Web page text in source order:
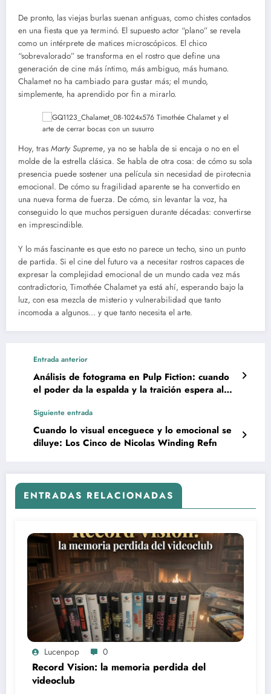
De pronto, las viejas burlas suenan antiguas, como chistes contados
en una fiesta que ya terminó. El supuesto actor “plano” se revela
como un intérprete de matices microscópicos. El chico
“sobrevalorado” se transforma en el rostro que define una
generación de cine más íntimo, más ambiguo, más humano.
Chalamet no ha cambiado para gustar más; el mundo,
simplemente, ha aprendido por fin a mirarlo.
Hoy, tras Marty Supreme, ya no se habla de si encaja o no en el
molde de la estrella clásica. Se habla de otra cosa: de cómo su sola
presencia puede sostener una película sin necesidad de pirotecnia
emocional. De cómo su fragilidad aparente se ha convertido en
una nueva forma de fuerza. De cómo, sin levantar la voz, ha
conseguido lo que muchos persiguen durante décadas: convertirse
en imprescindible.
Y lo más fascinante es que esto no parece un techo, sino un punto
de partida. Si el cine del futuro va a necesitar rostros capaces de
expresar la complejidad emocional de un mundo cada vez más
contradictorio, Timothée Chalamet ya está ahí, esperando bajo la
luz, con esa mezcla de misterio y vulnerabilidad que tanto
incomoda a algunos… y que tanto necesita el arte.
Entrada anterior
Análisis de fotograma en Pulp Fiction: cuando
el poder da la espalda y la traición espera al
Siguiente entrada
Cuando lo visual enceguece y lo emocional se
diluye: Los Cinco de Nicolas Winding Refn
ENTRADAS RELACIONADAS
Lucenpop 0
Record Vision: la memoria perdida del
videoclub